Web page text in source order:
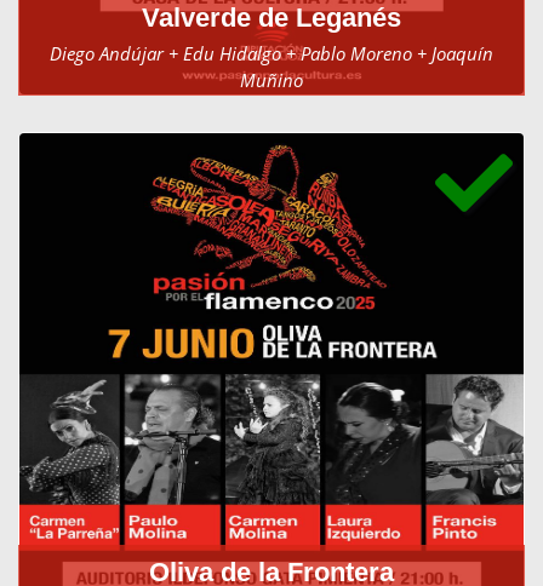
Valverde de Leganés
Diego Andújar + Edu Hidalgo + Pablo Moreno + Joaquín
Muñino
Oliva de la Frontera